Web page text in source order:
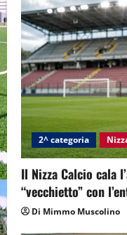
2^ categoria
Il Nizza Calcio cala
“vecchietto” con
Di Mimmo Muscolino